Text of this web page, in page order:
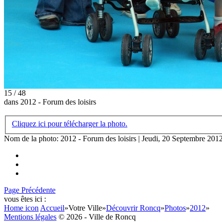
15 / 48
dans 2012 - Forum des loisirs
Cliquez ici pour télécharger la photo.
Nom de la photo: 2012 - Forum des loisirs | Jeudi, 20 Septembre
Page Précédente
vous êtes ici :
Home icon Accueil»Votre Ville»Découvrir Roncq»Photos»2012»
Mentions légales © 2026 - Ville de Roncq